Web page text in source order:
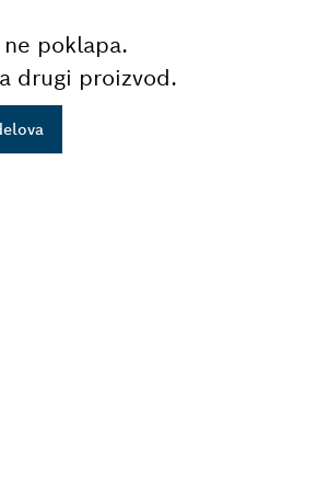
poklapa.
drugi proizvod.